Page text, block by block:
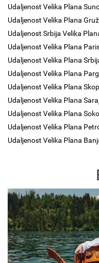
Udaljenost Velika Plana
Udaljenost Velika Plana
Udaljenost Srbija Velika
Udaljenost Velika Plana
Udaljenost Velika Plana
Udaljenost Velika Plana
Udaljenost Velika Plana
Udaljenost Velika Plana
Udaljenost Velika Plana
Udaljenost Velika Plana
Udaljenost Velika Plana